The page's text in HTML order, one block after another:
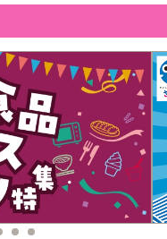
がまとめて入り、毛布な
「手のマーク」に合わせ
に開きます。
時だけ広げて使えるの
として。アウトドア、キ
の分別に。